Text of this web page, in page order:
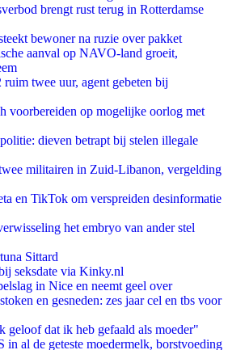
brengt rust terug in Rotterdamse
bewoner na ruzie over pakket
aanval op NAVO-land groeit,
twee uur, agent gebeten bij
voorbereiden op mogelijke oorlog met
dieven betrapt bij stelen illegale
militairen in Zuid-Libanon, vergelding
en TikTok om verspreiden desinformatie
het embryo van ander stel
Sittard
seksdate via Kinky.nl
in Nice en neemt geel over
en gesneden: zes jaar cel en tbs voor
geloof dat ik heb gefaald als moeder"
al de geteste moedermelk, borstvoeding